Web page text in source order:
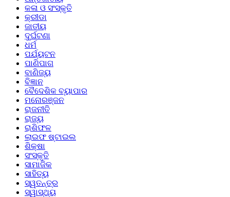
କଳା ଓ ସଂସ୍କୃତି
କ୍ରୀଡା
ଜାତୀୟ
ଦୁର୍ଘଟଣା
ଧର୍ମ
ପର୍ଯ୍ୟଟନ
ପାଣିପାଗ
ବାଣିଜ୍ୟ
ବିଜ୍ଞାନ
ବୈଦେଶିକ ବ୍ୟାପାର
ମନୋରଞ୍ଜନ
ରାଜନୀତି
ରାଜ୍ୟ
ରାଶିଫଳ
ଲାଇଫ ଷ୍ଟାଇଲ
ଶିକ୍ଷା
ସଂସ୍କୃତି
ସାମାଜିକ
ସାହିତ୍ୟ
ସ୍ୱତନ୍ତ୍ର
ସ୍ୱାସ୍ଥ୍ୟ